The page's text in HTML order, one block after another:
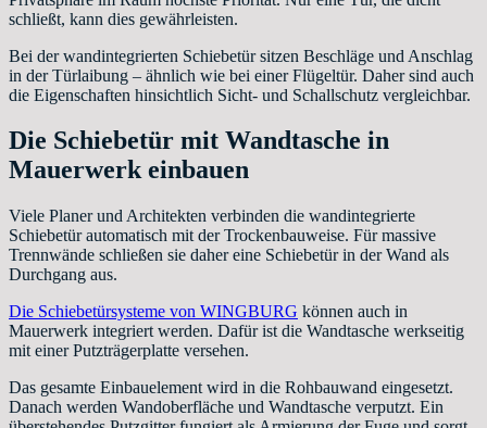
schließt, kann dies gewährleisten.
Bei der wandintegrierten Schiebetür sitzen Beschläge und Anschlag
in der Türlaibung – ähnlich wie bei einer Flügeltür. Daher sind auch
die Eigenschaften hinsichtlich Sicht- und Schallschutz vergleichbar.
Die Schiebetür mit Wandtasche in
Mauerwerk einbauen
Viele Planer und Architekten verbinden die wandintegrierte
Schiebetür automatisch mit der Trockenbauweise. Für massive
Trennwände schließen sie daher eine Schiebetür in der Wand als
Durchgang aus.
Die Schiebetürsysteme von WINGBURG können auch in
Mauerwerk integriert werden. Dafür ist die Wandtasche werkseitig
mit einer Putzträgerplatte versehen.
Das gesamte Einbauelement wird in die Rohbauwand eingesetzt.
Danach werden Wandoberfläche und Wandtasche verputzt. Ein